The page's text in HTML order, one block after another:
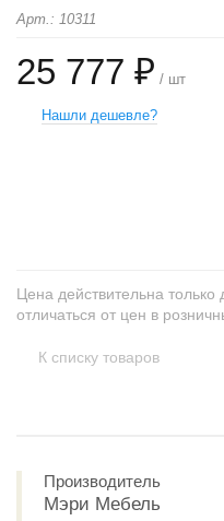
Арт.: 10311
25 777 ₽ / шт
Нашли дешевле?
Цена действительна
отличаться от цен в
К списку товаров
Производитель
Мэри Мебель